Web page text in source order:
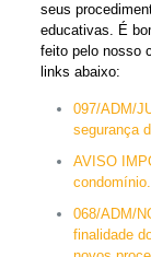
seus
educativas. É
feito pelo nosso
links abaixo:
097/ADM/
segurança
AVISO
condomínio.
068/ADM/
finalidade